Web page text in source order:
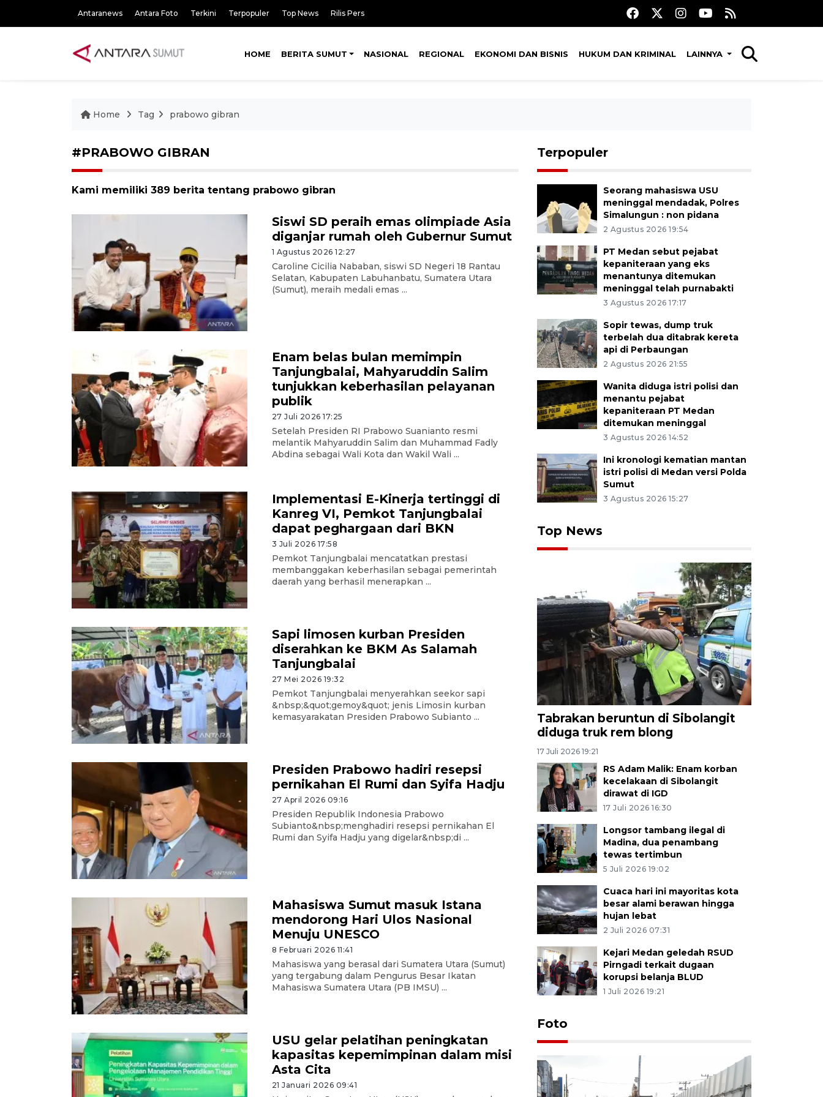
Antaranews Antara Foto Terkini Terpopuler Top News Rilis Pers
HOME BERITA SUMUT NASIONAL REGIONAL EKONOMI DAN BISNIS HUKUM DAN KRIMINAL LAINNYA
Home Tag prabowo gibran
#PRABOWO GIBRAN
Kami memiliki 389 berita tentang prabowo gibran
Siswi SD peraih emas olimpiade Asia
diganjar rumah oleh Gubernur Sumut
1 Agustus 2026 12:27
Caroline Cicilia Nababan, siswi SD Negeri 18 Rantau
Selatan, Kabupaten Labuhanbatu, Sumatera Utara
(Sumut), meraih medali emas ...
Enam belas bulan memimpin
Tanjungbalai, Mahyaruddin Salim
tunjukkan keberhasilan pelayanan
publik
27 Juli 2026 17:25
Setelah Presiden RI Prabowo Suanianto resmi
melantik Mahyaruddin Salim dan Muhammad Fadly
Abdina sebagai Wali Kota dan Wakil Wali ...
Implementasi E-Kinerja tertinggi di
Kanreg VI, Pemkot Tanjungbalai
dapat peghargaan dari BKN
3 Juli 2026 17:58
Pemkot Tanjungbalai mencatatkan prestasi
membanggakan keberhasilan sebagai pemerintah
daerah yang berhasil menerapkan ...
Sapi limosen kurban Presiden
diserahkan ke BKM As Salamah
Tanjungbalai
27 Mei 2026 19:32
Pemkot Tanjungbalai menyerahkan seekor sapi
&nbsp;&quot;gemoy&quot; jenis Limosin kurban
kemasyarakatan Presiden Prabowo Subianto ...
Presiden Prabowo hadiri resepsi
pernikahan El Rumi dan Syifa Hadju
27 April 2026 09:16
Presiden Republik Indonesia Prabowo
Subianto&nbsp;menghadiri resepsi pernikahan El
Rumi dan Syifa Hadju yang digelar&nbsp;di ...
Mahasiswa Sumut masuk Istana
mendorong Hari Ulos Nasional
Menuju UNESCO
8 Februari 2026 11:41
Mahasiswa yang berasal dari Sumatera Utara (Sumut)
yang tergabung dalam Pengurus Besar Ikatan
Mahasiswa Sumatera Utara (PB IMSU) ...
USU gelar pelatihan peningkatan
kapasitas kepemimpinan dalam misi
Asta Cita
21 Januari 2026 09:41
Terpopuler
Seorang mahasiswa USU
meninggal mendadak, Polres
Simalungun : non pidana
2 Agustus 2026 19:54
PT Medan sebut pejabat
kepaniteraan yang eks
menantunya ditemukan
meninggal telah purnabakti
3 Agustus 2026 17:17
Sopir tewas, dump truk
terbelah dua ditabrak kereta
api di Perbaungan
2 Agustus 2026 21:55
Wanita diduga istri polisi dan
menantu pejabat
kepaniteraan PT Medan
ditemukan meninggal
3 Agustus 2026 14:52
Ini kronologi kematian mantan
istri polisi di Medan versi Polda
Sumut
3 Agustus 2026 15:27
Top News
Tabrakan beruntun di Sibolangit
diduga truk rem blong
17 Juli 2026 19:21
RS Adam Malik: Enam korban
kecelakaan di Sibolangit
dirawat di IGD
17 Juli 2026 16:30
Longsor tambang ilegal di
Madina, dua penambang
tewas tertimbun
5 Juli 2026 19:02
Cuaca hari ini mayoritas kota
besar alami berawan hingga
hujan lebat
2 Juli 2026 07:31
Kejari Medan geledah RSUD
Pirngadi terkait dugaan
korupsi belanja BLUD
1 Juli 2026 19:21
Foto